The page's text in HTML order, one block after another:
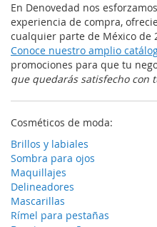
En Denovedad nos
experiencia de compra,
cualquier parte de México de
Conoce nuestro amplio
promociones para que tu
que quedarás satisfecho con
Cosméticos de moda:
Brillos y labiales
Sombra para ojos
Maquillajes
Delineadores
Mascarillas
Rímel para pestañas